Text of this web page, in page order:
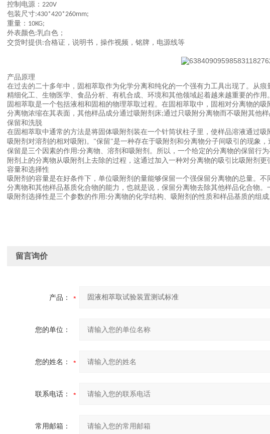
控制电源： 220V
包装尺寸:430*420*260mm;
重量： 10KG;
外表颜色:乳白色；
交货时提供:合格证，说明书，操作视频，铭牌，电源线等
产品原理
在过去的二十多年中，固相萃取作为化学分离和纯化的一个强有力工具出现了。从
精细化工、生物医学、食品分析、有机合成、环境和其他领域起着越来越重要的作用。
固相萃取是一个包括液相和固相的物理萃取过程。在固相萃取中，固相对分离物的
分离物浓缩在其表面，其他样品成分通过吸附剂床;通过只吸附分离物而不吸附其他
保留和洗脱
在固相萃取中通常的方法是将固体吸附剂装在一个针筒状柱子里，使样品溶液通过
吸附剂对溶剂的相对吸附)。 "保留"是一种存在于吸附剂和分离物分子间吸引的现象
保留是三个因素的作用 :分离物、溶剂和吸附剂。所以，一个给定的分离物的保留行
附剂上的分离物从吸附剂上去除的过程，这通过加入一种对分离物的吸引比吸附剂更
容量和选择性
吸附剂的容量是在好条件下，单位吸附剂的量能够保留一个强保留分离物的总量。
分离物和其他样品基质化合物的能力，也就是说，保留分离物去除其他样品化合物
吸附剂选择性是三个参数的作用 :分离物的化学结构、吸附剂的性质和样品基质的组成
留言询价
产品：
您的单位：
您的姓名：
联系电话：
常用邮箱：